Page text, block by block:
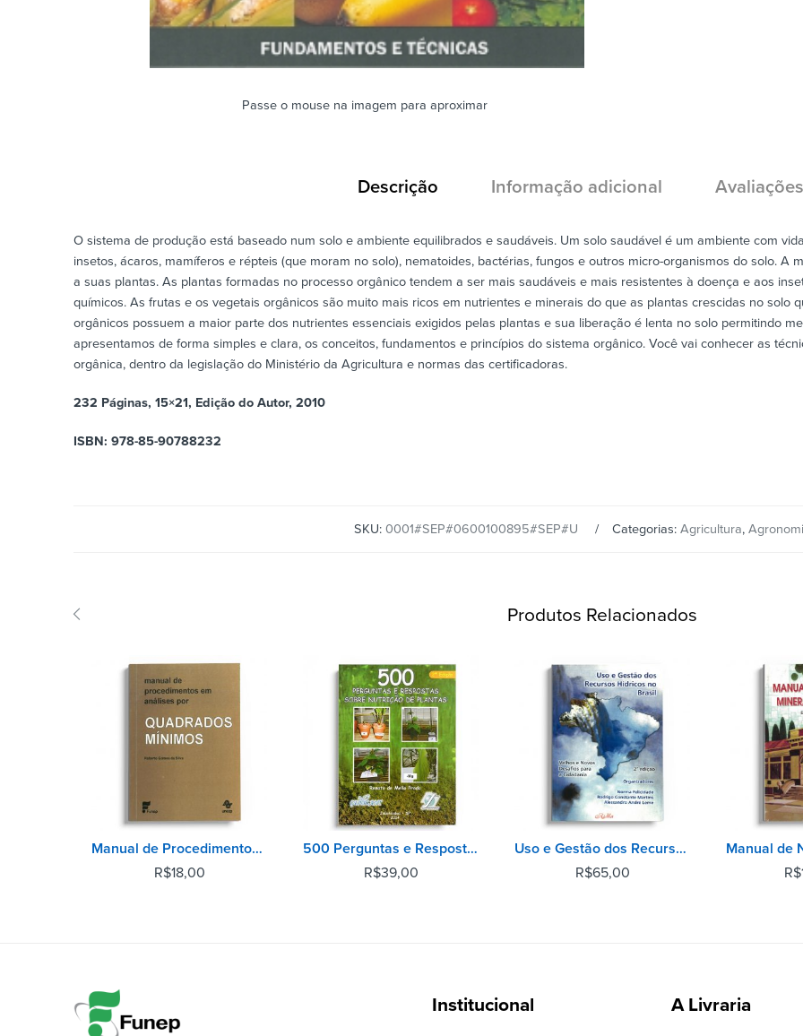
Passe o mouse na imagem para aproximar
Descrição Informação adicional
O sistema de produção está baseado num solo e ambiente equilibrados e saudáveis. Um solo saudável é um ambiente com
insetos, ácaros, mamíferos e répteis (que moram no solo), nematoides, bactérias, fungos e outros micro-organismos do solo. A
a suas plantas. As plantas formadas no processo orgânico tendem a ser mais saudáveis e mais resistentes à doença e aos
químicos. As frutas e os vegetais orgânicos são muito mais ricos em nutrientes e minerais do que as plantas crescidas no solo
orgânicos possuem a maior parte dos nutrientes essenciais exigidos pelas plantas e sua liberação é lenta no solo permitindo
apresentamos de forma simples e clara, os conceitos, fundamentos e princípios do sistema orgânico. Você vai conhecer as
orgânica, dentro da legislação do Ministério da Agricultura e normas das certificadoras.
232 Páginas, 15×21, Edição do Autor, 2010
ISBN: 978-85-90788232
SKU: 0001#SEP#0600100895#SEP#U Categorias: Agricultura,
Produtos Relacionados
Manual de Procedimentos em Análises por Quadrados Mínimos
R$18,00
500 Perguntas e Respostas Sobre Nutrição de Plantas - 2° Edição
R$39,00
Uso e Gestão dos Recursos Hídricos no Brasil - 2° Edição
R$65,00 R$
Institucional A Livraria